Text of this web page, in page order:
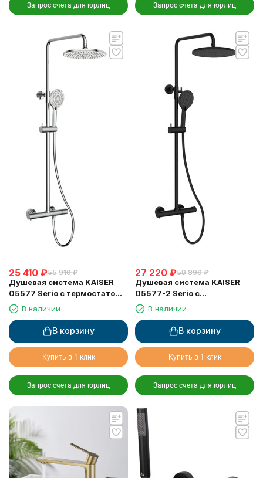
Запрос счета для юрлиц Запрос счета для юрлиц
25 410 ₽55 910 ₽
Душевая система KAISER
05577 Serio с термостатом
6282В наличии
В корзину
Купить в 1 клик
Запрос счета для юрлиц
27 220 ₽59 890 ₽
Душевая система KAISER
05577-2 Serio с
В наличии
В корзину
Купить в 1 клик
Запрос счета для юрлиц